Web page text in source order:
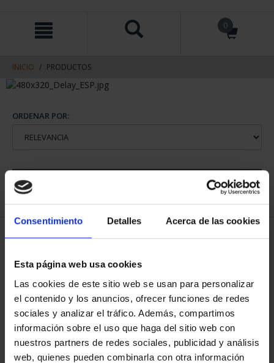
Consentimiento Detalles Acerca de las cookies
Esta página web usa cookies
Las cookies de este sitio web se usan para personalizar
el contenido y los anuncios, ofrecer funciones de redes
sociales y analizar el tráfico. Además, compartimos
información sobre el uso que haga del sitio web con
nuestros partners de redes sociales, publicidad y análisis
web, quienes pueden combinarla con otra información
contenido
navegacin
0
INICIO PRODUCTOS
ORDENAR POR:
1 Productos encontrados